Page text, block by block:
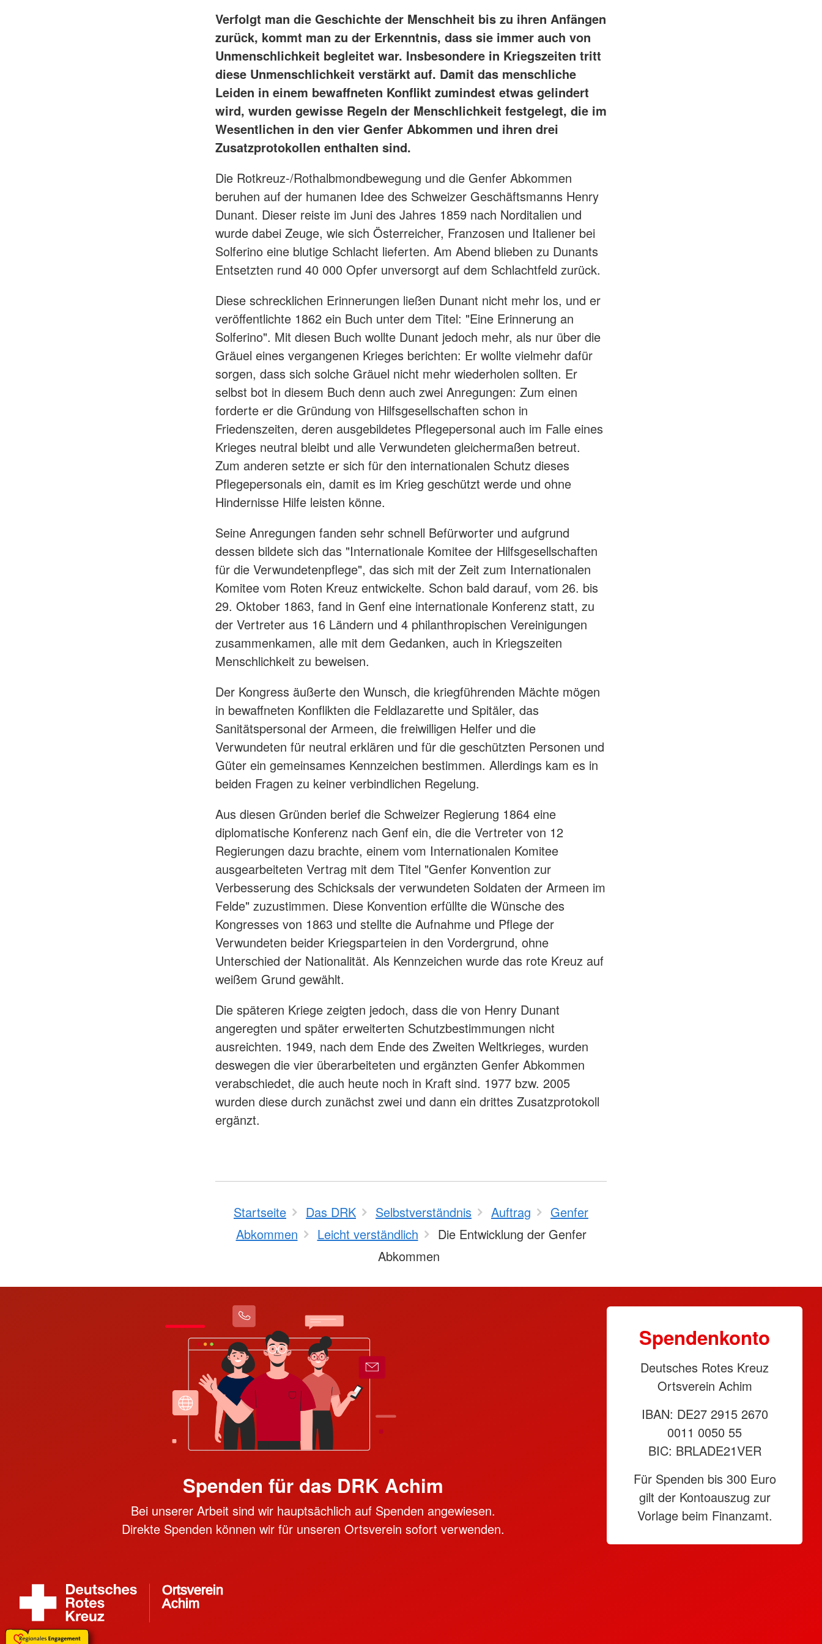
Verfolgt man die Geschichte der Menschheit bis zu ihren Anfängen
zurück, kommt man zu der Erkenntnis, dass sie immer auch von
Unmenschlichkeit begleitet war. Insbesondere in Kriegszeiten tritt
diese Unmenschlichkeit verstärkt auf. Damit das menschliche
Leiden in einem bewaffneten Konflikt zumindest etwas gelindert
wird, wurden gewisse Regeln der Menschlichkeit festgelegt, die im
Wesentlichen in den vier Genfer Abkommen und ihren drei
Zusatzprotokollen enthalten sind.
Die Rotkreuz-/Rothalbmondbewegung und die Genfer Abkommen
beruhen auf der humanen Idee des Schweizer Geschäftsmanns Henry
Dunant. Dieser reiste im Juni des Jahres 1859 nach Norditalien und
wurde dabei Zeuge, wie sich Österreicher, Franzosen und Italiener bei
Solferino eine blutige Schlacht lieferten. Am Abend blieben zu Dunants
Entsetzten rund 40 000 Opfer unversorgt auf dem Schlachtfeld zurück.
Diese schrecklichen Erinnerungen ließen Dunant nicht mehr los, und er
veröffentlichte 1862 ein Buch unter dem Titel: "Eine Erinnerung an
Solferino". Mit diesen Buch wollte Dunant jedoch mehr, als nur über die
Gräuel eines vergangenen Krieges berichten: Er wollte vielmehr dafür
sorgen, dass sich solche Gräuel nicht mehr wiederholen sollten. Er
selbst bot in diesem Buch denn auch zwei Anregungen: Zum einen
forderte er die Gründung von Hilfsgesellschaften schon in
Friedenszeiten, deren ausgebildetes Pflegepersonal auch im Falle eines
Krieges neutral bleibt und alle Verwundeten gleichermaßen betreut.
Zum anderen setzte er sich für den internationalen Schutz dieses
Pflegepersonals ein, damit es im Krieg geschützt werde und ohne
Hindernisse Hilfe leisten könne.
Seine Anregungen fanden sehr schnell Befürworter und aufgrund
dessen bildete sich das "Internationale Komitee der Hilfsgesellschaften
für die Verwundetenpflege", das sich mit der Zeit zum Internationalen
Komitee vom Roten Kreuz entwickelte. Schon bald darauf, vom 26. bis
29. Oktober 1863, fand in Genf eine internationale Konferenz statt, zu
der Vertreter aus 16 Ländern und 4 philanthropischen Vereinigungen
zusammenkamen, alle mit dem Gedanken, auch in Kriegszeiten
Menschlichkeit zu beweisen.
Der Kongress äußerte den Wunsch, die kriegführenden Mächte mögen
in bewaffneten Konflikten die Feldlazarette und Spitäler, das
Sanitätspersonal der Armeen, die freiwilligen Helfer und die
Verwundeten für neutral erklären und für die geschützten Personen und
Güter ein gemeinsames Kennzeichen bestimmen. Allerdings kam es in
beiden Fragen zu keiner verbindlichen Regelung.
Aus diesen Gründen berief die Schweizer Regierung 1864 eine
diplomatische Konferenz nach Genf ein, die die Vertreter von 12
Regierungen dazu brachte, einem vom Internationalen Komitee
ausgearbeiteten Vertrag mit dem Titel "Genfer Konvention zur
Verbesserung des Schicksals der verwundeten Soldaten der Armeen im
Felde" zuzustimmen. Diese Konvention erfüllte die Wünsche des
Kongresses von 1863 und stellte die Aufnahme und Pflege der
Verwundeten beider Kriegsparteien in den Vordergrund, ohne
Unterschied der Nationalität. Als Kennzeichen wurde das rote Kreuz auf
weißem Grund gewählt.
Die späteren Kriege zeigten jedoch, dass die von Henry Dunant
angeregten und später erweiterten Schutzbestimmungen nicht
ausreichten. 1949, nach dem Ende des Zweiten Weltkrieges, wurden
deswegen die vier überarbeiteten und ergänzten Genfer Abkommen
verabschiedet, die auch heute noch in Kraft sind. 1977 bzw. 2005
wurden diese durch zunächst zwei und dann ein drittes Zusatzprotokoll
ergänzt.
Startseite Das DRK Selbstverständnis Auftrag
Genfer
Abkommen
Leicht verständlich
Die Entwicklung der Genfer
Abkommen
Spenden für das DRK Achim
Bei unserer Arbeit sind wir hauptsächlich auf Spenden angewiesen.
Direkte Spenden können wir für unseren Ortsverein sofort verwenden.
Spendenkonto
Deutsches Rotes Kreuz
Ortsverein Achim
IBAN: DE27 2915 2670
0011 0050 55
BIC: BRLADE21VER
Für Spenden bis 300 Euro
gilt der Kontoauszug zur
Vorlage beim Finanzamt.